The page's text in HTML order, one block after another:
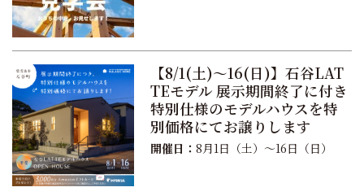
【8/1(土)〜16(日)】石谷LAT
TEモデル 展示期間終了に付き
特別仕様のモデルハウスを特
別価格にてお譲りします
開催日： 8月1日（土）〜16日（日）